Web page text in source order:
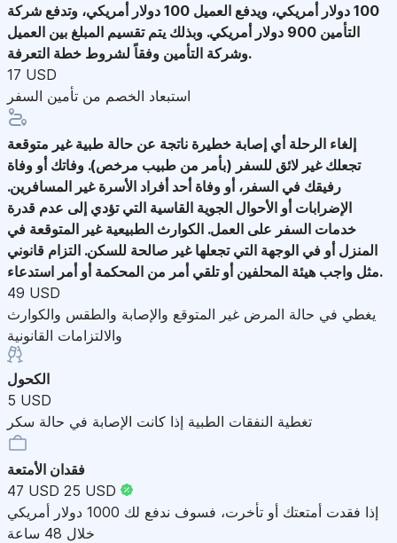
100 دولار أمريكي، ويدفع العميل 100 دولار أمريكي، وتدفع شركة
التأمين 900 دولار أمريكي. وبذلك يتم تقسيم المبلغ بين العميل
وشركة التأمين وفقاً لشروط خطة التعرفة.
17 USD
استبعاد الخصم من تأمين السفر
إلغاء الرحلة أي إصابة خطيرة ناتجة عن حالة طبية غير متوقعة
تجعلك غير لائق للسفر (بأمر من طبيب مرخص). وفاتك أو وفاة
رفيقك في السفر، أو وفاة أحد أفراد الأسرة غير المسافرين.
الإضرابات أو الأحوال الجوية القاسية التي تؤدي إلى عدم قدرة
خدمات السفر على العمل. الكوارث الطبيعية غير المتوقعة في
المنزل أو في الوجهة التي تجعلها غير صالحة للسكن. التزام قانوني
مثل واجب هيئة المحلفين أو تلقي أمر من المحكمة أو أمر استدعاء.
49 USD
يغطي في حالة المرض غير المتوقع والإصابة والطقس والكوارث
والالتزامات القانونية
الكحول
5 USD
تغطية النفقات الطبية إذا كانت الإصابة في حالة سكر
فقدان الأمتعة
47 USD 25 USD
إذا فقدت أمتعتك أو تأخرت، فسوف ندفع لك 1000 دولار أمريكي
خلال 48 ساعة